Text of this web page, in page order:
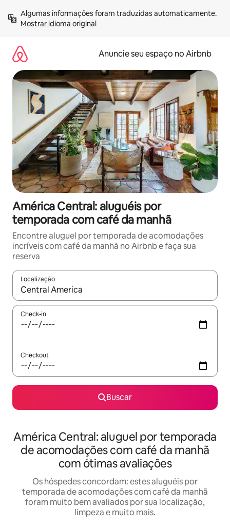
para
Mostrar idioma original
Anuncie seu espaço no Airbnb
América Central: aluguéis por
temporada com café da manhã
Encontre aluguel por temporada de acomodações
incríveis com café da manhã no Airbnb e faça sua
reserva
Localização
Quando os resultados estiverem disponíveis, explore-os
Check-in
Checkout
Buscar
América Central: aluguel por temporada
de acomodações com café da manhã
com ótimas avaliações
Os hóspedes concordam: estes aluguéis por
temporada de acomodações com café da manhã
foram muito bem avaliados por sua localização,
limpeza e muito mais.